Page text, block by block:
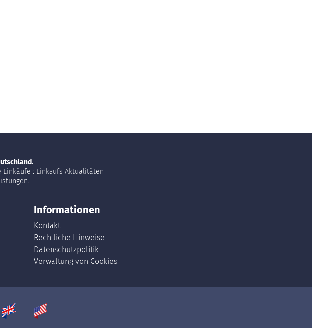
: Einkaufs Aktualitäten
Informationen
Kontakt
Rechtliche Hinweise
Datenschutzpolitik
Verwaltung von Cookies